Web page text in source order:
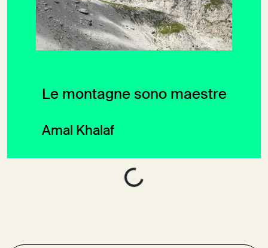
Le montagne sono maestre
Amal Khalaf